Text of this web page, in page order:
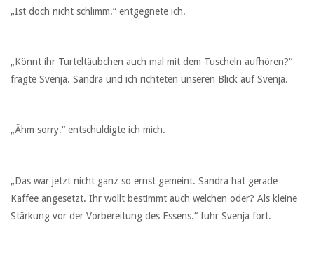
„Ist doch nicht schlimm.“ entgegnete ich.
„Könnt ihr Turteltäubchen auch mal mit dem Tuscheln aufhören?“
fragte Svenja. Sandra und ich richteten unseren Blick auf Svenja.
„Ähm sorry.“ entschuldigte ich mich.
„Das war jetzt nicht ganz so ernst gemeint. Sandra hat gerade
Kaffee angesetzt. Ihr wollt bestimmt auch welchen oder? Als kleine
Stärkung vor der Vorbereitung des Essens.“ fuhr Svenja fort.